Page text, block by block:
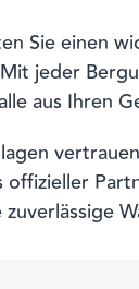
Sie einen
jeder
aus Ihren
offizieller